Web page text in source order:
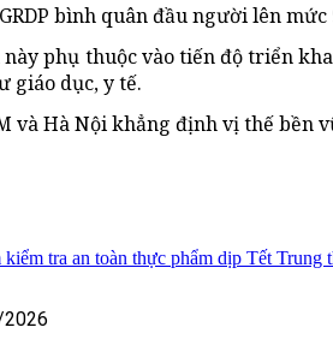
bình quân đầu người lên mức
phụ thuộc vào tiến độ triển
giáo dục, y tế.
và Hà Nội khẳng định vị thế bền
tra an toàn thực phẩm dịp Tết Trung